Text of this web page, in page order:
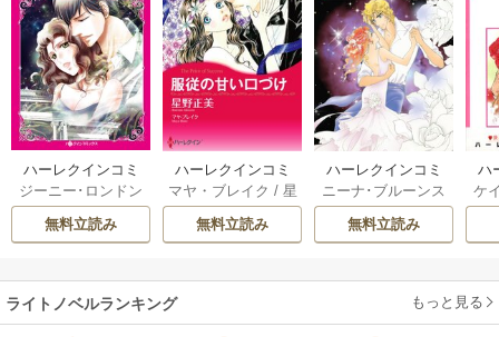
ハーレクインコミ
ックス セット 202
6年 vol.1064 1巻
ジーニー･ロンドン
橘花夜 / メアリ
ー･ライアンズ
ーガン/星合操/ア
ン･ウィール/ 津寺
里可子
無料立読み
ハーレクインコミ
ックス セット 202
6年 vol.1002 1巻
マヤ・ブレイク / 星
野正美/
ヘレン･ブ
ルックス/のわきね
ウェイ/一重夕子
無料立読み
ハーレクインコミ
ックス セット 202
6年 vol.1063 1巻
ニーナ･ブルーンス
おおつきちずる
レベッカ･ヨーク
ーディ/海野みつる
サラ･ウッド/流
水凛子
無料立読み
ハ
ッ
ケ
ザ
ライトノベルランキング もっと見る